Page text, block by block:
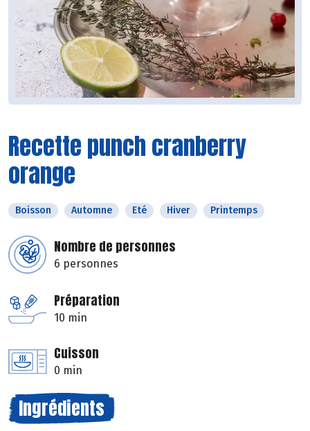
Recette punch cranberry
orange
Boisson Automne Eté Hiver Printemps
Nombre de personnes
6 personnes
Préparation
10 min
Cuisson
0 min
Ingrédients